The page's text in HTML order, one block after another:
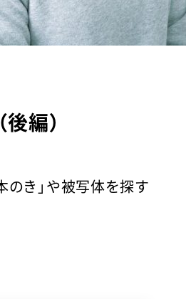
編）
のき」や被写体を探す